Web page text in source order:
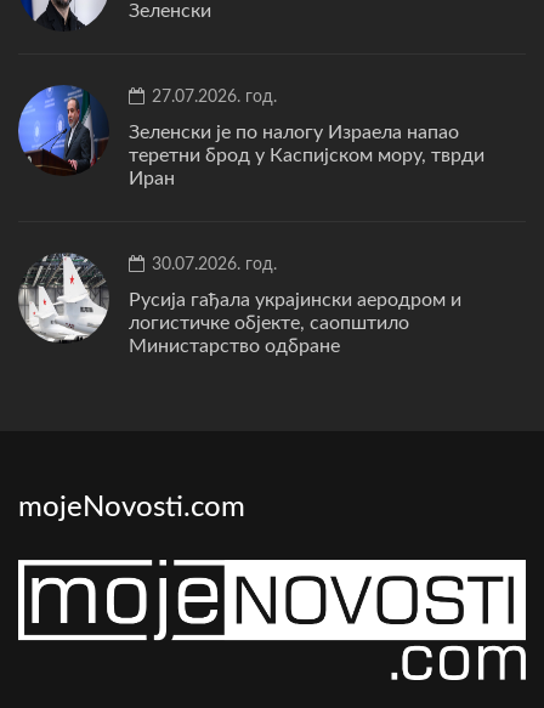
Зеленски
27.07.2026. год.
Зеленски је по налогу Израела напао
теретни брод у Каспијском мору, тврди
Иран
30.07.2026. год.
Русија гађала украјински аеродром и
логистичке објекте, саопштило
Министарство одбране
mojeNovosti.com